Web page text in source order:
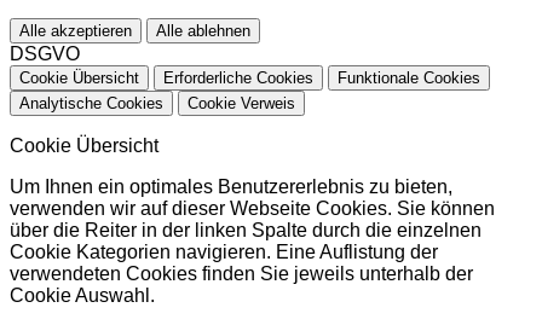
Alle akzeptieren Alle ablehnen
DSGVO
Cookie Übersicht Erforderliche Cookies
Funktionale Cookies
Analytische Cookies
Cookie Verweis
Cookie Übersicht
Um Ihnen ein optimales Benutzererlebnis zu bieten,
verwenden wir auf dieser Webseite Cookies. Sie können
über die Reiter in der linken Spalte durch die einzelnen
Cookie Kategorien navigieren. Eine Auflistung der
verwendeten Cookies finden Sie jeweils unterhalb der
Cookie Auswahl.